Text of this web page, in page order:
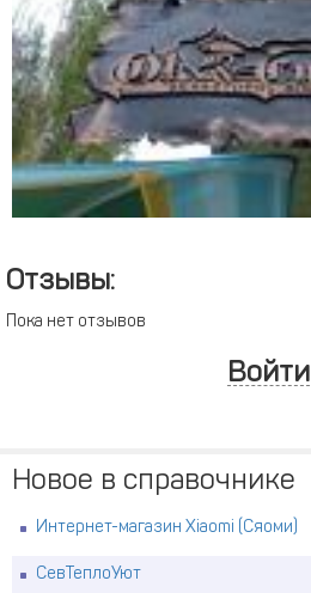
Отзывы:
Пока нет отзывов
Войти
Новое в справочнике
Интернет-магазин Xiaomi (Сяоми)
СевТеплоУют